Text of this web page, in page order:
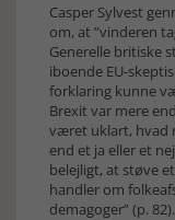
Casper Sylvest
om, at ”vinderen
Generelle britiske
iboende EU-
forklaring kunne
Brexit var mere
været uklart, hvad
end et ja eller et
belejligt, at støve
handler om
demagoger” (p.